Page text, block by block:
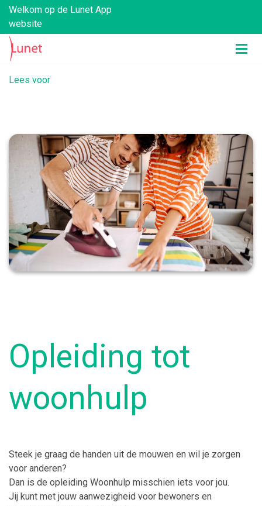
Welkom op de Lunet App
website
Lees voor
Opleiding tot
woonhulp
Steek je graag de handen uit de mouwen en wil je zorgen
voor anderen?
Dan is de opleiding Woonhulp misschien iets voor jou.
Jij kunt met jouw aanwezigheid voor bewoners en